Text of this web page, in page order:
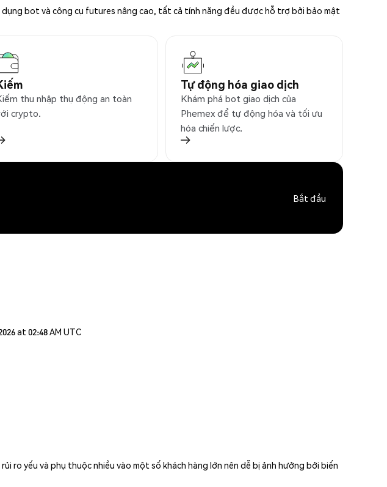
bot và công cụ futures nâng cao, tất cả tính năng đều được hỗ trợ bởi bảo mật
thu nhập thụ động an toàn
crypto.
Tự động hóa giao dịch
Khám phá bot giao dịch của
Phemex để tự động hóa và tối ưu
hóa chiến lược.
Bắt đầu
at 02:48 AM UTC
ro yếu và phụ thuộc nhiều vào một số khách hàng lớn nên dễ bị ảnh hưởng bởi biến